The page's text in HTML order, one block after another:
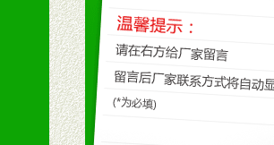
2、不断开创新产品不断满足消费者
九、加盟优势
1、广告企划支持：产品手册、POP
场武器。
2、市场保护支持：供优质产品，全